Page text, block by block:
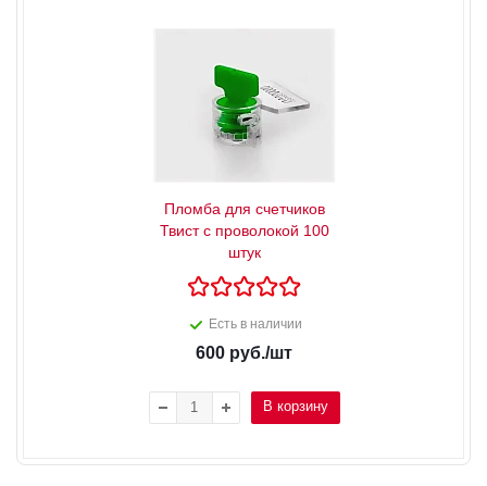
Пломба для счетчиков
Твист с проволокой 100
штук
Есть в наличии
600 руб./шт
В корзину